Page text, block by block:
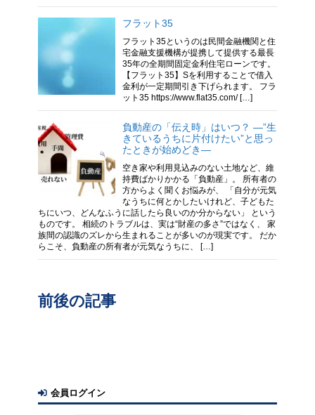
フラット35
フラット35というのは民間金融機関と住
宅金融支援機構が提携して提供する最長
35年の全期間固定金利住宅ローンです。
【フラット35】Sを利用することで借入
金利が一定期間引き下げられます。 フラ
ット35 https://www.flat35.com/ […]
負動産の「伝え時」はいつ？ —”生
きているうちに片付けたい”と思っ
たときが始めどき—
空き家や利用見込みのない土地など、維
持費ばかりかかる「負動産」。 所有者の
方からよく聞くお悩みが、 「自分が元気
なうちに何とかしたいけれど、子どもた
ちにいつ、どんなふうに話したら良いのか分からない」 という
ものです。 相続のトラブルは、実は“財産の多さ”ではなく、 家
族間の認識のズレから生まれることが多いのが現実です。 だか
らこそ、負動産の所有者が元気なうちに、 […]
前後の記事
会員ログイン